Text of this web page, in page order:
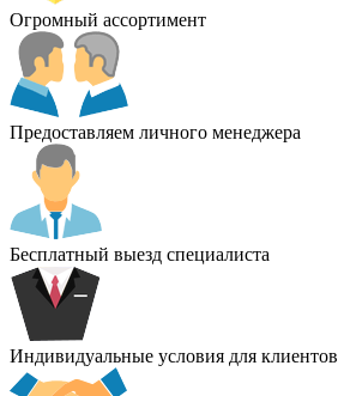
Огромный ассортимент
Предоставляем личного менеджера
Бесплатный выезд специалиста
Индивидуальные условия для клиентов